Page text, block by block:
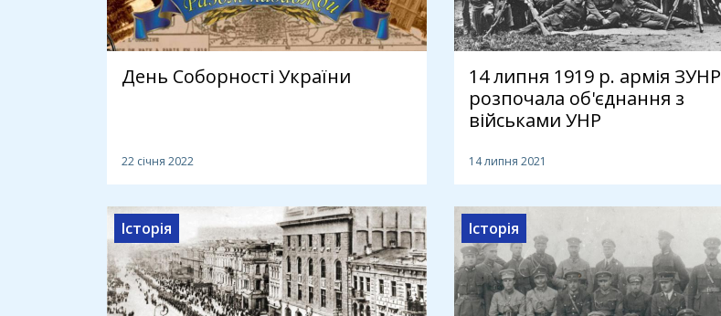
День Соборності України
22 січня 2022
14 липня 1919 р. армія ЗУНР
розпочала об'єднання з
військами УНР
14 липня 2021
Історія Історія